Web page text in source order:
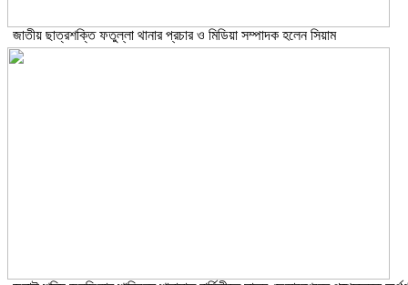
জাতীয় ছাত্রশক্তি ফতুল্লা থানার প্রচার ও মিডিয়া সম্পাদক হলেন সিয়াম